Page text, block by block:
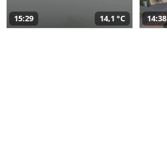
15:29 14,1 °C 14:38